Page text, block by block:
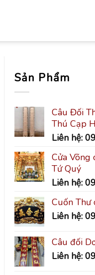
Sản Phẩm
Câu Đối
Thú Cạp
Liên hệ:
Cửa Võng
Tứ Quý
Liên hệ:
Cuốn Thư
Liên hệ:
Câu đối
Liên hệ: